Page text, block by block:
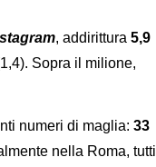
, addirittura 5,9
Sopra il milione,
numeri di maglia: 33
nella Roma, tutti